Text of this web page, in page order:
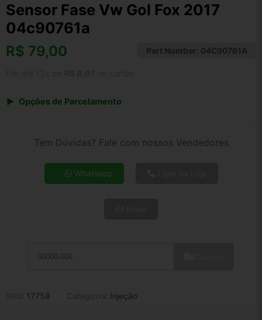
Sensor Fase Vw Gol Fox 2017
04c90761a
R$ 79,00 Part Number: 04C90761A
Opções de Parcelamento
4x de R$ 21,89
5x de R$ 17,74
10x de R$ 9,37
Tem Dúvidas? Fale com nossos Vendedores
Whatsapp
17758 Injeção